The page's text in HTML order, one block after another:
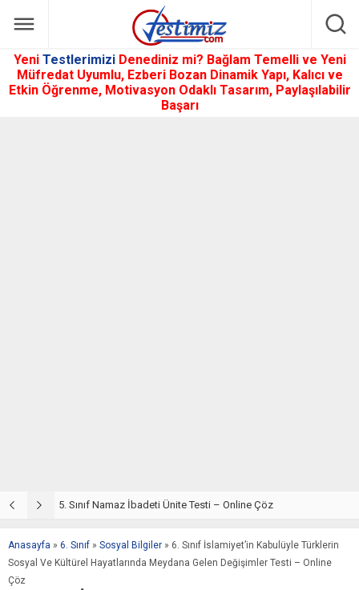
Yeni Testlerimizi Denediniz mi? Bağlam Temelli ve Yeni
Müfredat Uyumlu, Ezberi Bozan Dinamik Yapı, Kalıcı ve
Etkin Öğrenme, Motivasyon Odaklı Tasarım, Paylaşılabilir
Başarı
5. Sınıf Namaz İbadeti Ünite Testi – Online Çöz
Anasayfa » 6. Sınıf » Sosyal Bilgiler » 6. Sınıf İslamiyet’in Kabulüyle Türklerin
Sosyal Ve Kültürel Hayatlarında Meydana Gelen Değişimler Testi – Online
Çöz